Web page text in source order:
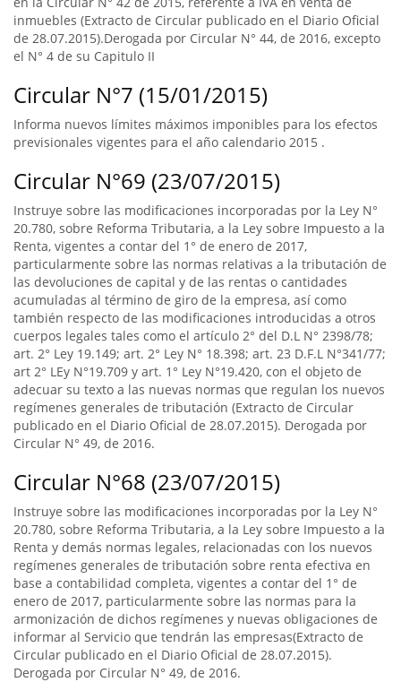
inmuebles (Extracto de Circular publicado en el Diario Oficial
de 28.07.2015).Derogada por Circular N° 44, de 2016, excepto
el N° 4 de su Capitulo II
Circular N°7 (15/01/2015)
Informa nuevos límites máximos imponibles para los efectos
previsionales vigentes para el año calendario 2015 .
Circular N°69 (23/07/2015)
Instruye sobre las modificaciones incorporadas por la Ley N°
20.780, sobre Reforma Tributaria, a la Ley sobre Impuesto a la
Renta, vigentes a contar del 1° de enero de 2017,
particularmente sobre las normas relativas a la tributación de
las devoluciones de capital y de las rentas o cantidades
acumuladas al término de giro de la empresa, así como
también respecto de las modificaciones introducidas a otros
cuerpos legales tales como el artículo 2° del D.L N° 2398/78;
art. 2° Ley 19.149; art. 2° Ley N° 18.398; art. 23 D.F.L N°341/77;
art 2° LEy N°19.709 y art. 1° Ley N°19.420, con el objeto de
adecuar su texto a las nuevas normas que regulan los nuevos
regímenes generales de tributación (Extracto de Circular
publicado en el Diario Oficial de 28.07.2015). Derogada por
Circular N° 49, de 2016.
Circular N°68 (23/07/2015)
Instruye sobre las modificaciones incorporadas por la Ley N°
20.780, sobre Reforma Tributaria, a la Ley sobre Impuesto a la
Renta y demás normas legales, relacionadas con los nuevos
regímenes generales de tributación sobre renta efectiva en
base a contabilidad completa, vigentes a contar del 1° de
enero de 2017, particularmente sobre las normas para la
armonización de dichos regímenes y nuevas obligaciones de
informar al Servicio que tendrán las empresas(Extracto de
Circular publicado en el Diario Oficial de 28.07.2015).
Derogada por Circular N° 49, de 2016.